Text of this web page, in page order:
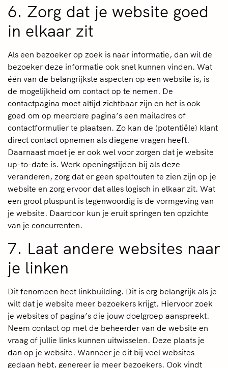
6. Zorg dat je website goed
in elkaar zit
Als een bezoeker op zoek is naar informatie, dan wil de
bezoeker deze informatie ook snel kunnen vinden. Wat
één van de belangrijkste aspecten op een website is, is
de mogelijkheid om contact op te nemen. De
contactpagina moet altijd zichtbaar zijn en het is ook
goed om op meerdere pagina’s een mailadres of
contactformulier te plaatsen. Zo kan de (potentiële) klant
direct contact opnemen als diegene vragen heeft.
Daarnaast moet je er ook wel voor zorgen dat je website
up-to-date is. Werk openingstijden bij als deze
veranderen, zorg dat er geen spelfouten te zien zijn op je
website en zorg ervoor dat alles logisch in elkaar zit. Wat
een groot pluspunt is tegenwoordig is de vormgeving van
je website. Daardoor kun je eruit springen ten opzichte
van je concurrenten.
7. Laat andere websites naar
je linken
Dit fenomeen heet linkbuilding. Dit is erg belangrijk als je
wilt dat je website meer bezoekers krijgt. Hiervoor zoek
je websites of pagina’s die jouw doelgroep aanspreekt.
Neem contact op met de beheerder van de website en
vraag of jullie links kunnen uitwisselen. Deze plaats je
dan op je website. Wanneer je dit bij veel websites
gedaan hebt, genereer je meer bezoekers. Ook vindt